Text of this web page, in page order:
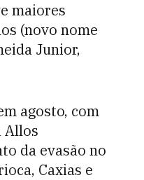
maiores
(novo nome
Junior,
agosto, com
Allos
da evasão no
Caxias e